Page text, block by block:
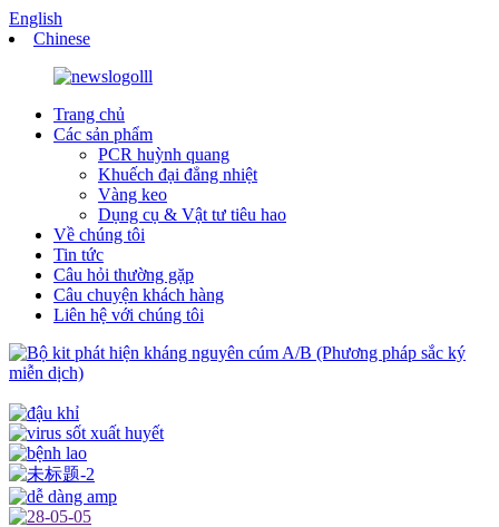
English
Chinese
Trang chủ
Các sản phẩm
PCR huỳnh quang
Khuếch đại đẳng nhiệt
Vàng keo
Dụng cụ & Vật tư tiêu hao
Về chúng tôi
Tin tức
Câu hỏi thường gặp
Câu chuyện khách hàng
Liên hệ với chúng tôi